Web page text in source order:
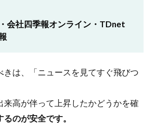
会社四季報オンライン・TDnet
きは、「ニュースを見てすぐ飛びつ
来高が伴って上昇したかどうかを確
るのが安全です。